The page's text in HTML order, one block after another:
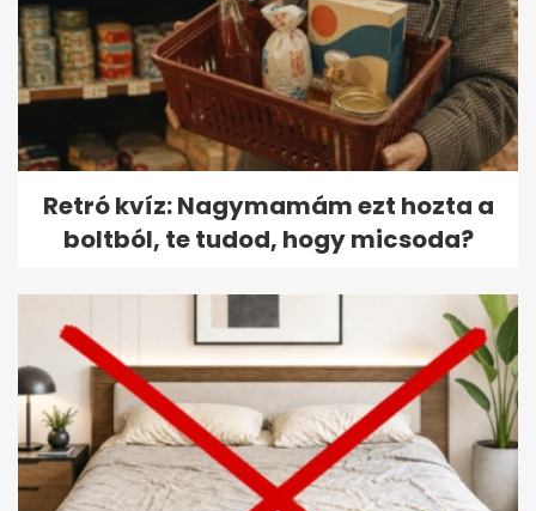
Retró kvíz: Nagymamám ezt hozta a
boltból, te tudod, hogy micsoda?